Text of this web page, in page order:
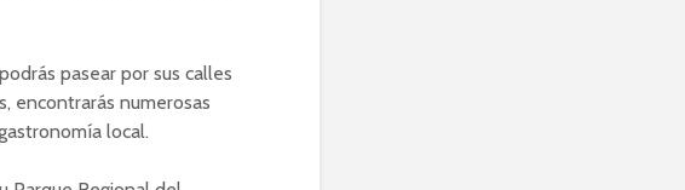
pasear por sus calles
encontrarás numerosas
local.